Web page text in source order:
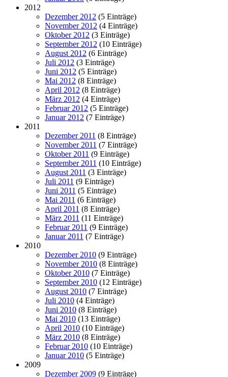
2012
Dezember 2012 (5 Einträge)
November 2012 (4 Einträge)
Oktober 2012 (3 Einträge)
September 2012 (10 Einträge)
August 2012 (6 Einträge)
Juli 2012 (3 Einträge)
Juni 2012 (5 Einträge)
Mai 2012 (8 Einträge)
April 2012 (8 Einträge)
März 2012 (4 Einträge)
Februar 2012 (5 Einträge)
Januar 2012 (7 Einträge)
2011
Dezember 2011 (8 Einträge)
November 2011 (7 Einträge)
Oktober 2011 (9 Einträge)
September 2011 (10 Einträge)
August 2011 (3 Einträge)
Juli 2011 (9 Einträge)
Juni 2011 (5 Einträge)
Mai 2011 (6 Einträge)
April 2011 (8 Einträge)
März 2011 (11 Einträge)
Februar 2011 (9 Einträge)
Januar 2011 (7 Einträge)
2010
Dezember 2010 (9 Einträge)
November 2010 (8 Einträge)
Oktober 2010 (7 Einträge)
September 2010 (12 Einträge)
August 2010 (7 Einträge)
Juli 2010 (4 Einträge)
Juni 2010 (8 Einträge)
Mai 2010 (13 Einträge)
April 2010 (10 Einträge)
März 2010 (8 Einträge)
Februar 2010 (10 Einträge)
Januar 2010 (5 Einträge)
2009
Dezember 2009 (9 Einträge)